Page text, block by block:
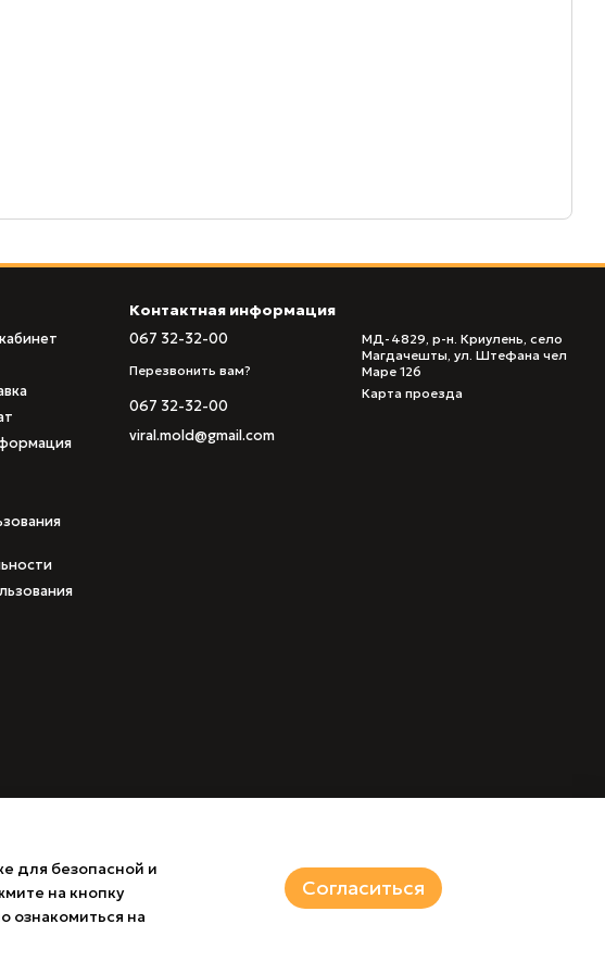
Контактная информация
067 32-32-00
Перезвонить вам?
067 32-32-00
viral.mold@gmail.com
МД-4829, р-н. Криулень, село
Магдачешты, ул. Штефана чел
Маре 126
Карта проезда
для безопасной и
на кнопку
ознакомиться на
Согласиться